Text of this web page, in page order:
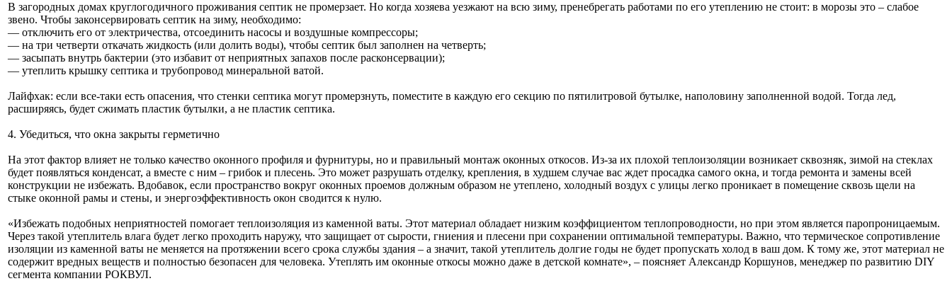
В загородных домах круглогодичного проживания септик не промерзает. Но когда хозяева уезжают на всю зиму, пренебрегать работами по его утеплению не стоит: в морозы это – слабое
звено. Чтобы законсервировать септик на зиму, необходимо:
— отключить его от электричества, отсоединить насосы и воздушные компрессоры;
— на три четверти откачать жидкость (или долить воды), чтобы септик был заполнен на четверть;
— засыпать внутрь бактерии (это избавит от неприятных запахов после расконсервации);
— утеплить крышку септика и трубопровод минеральной ватой.
Лайфхак: если все-таки есть опасения, что стенки септика могут промерзнуть, поместите в каждую его секцию по пятилитровой бутылке, наполовину заполненной водой. Тогда лед,
расширяясь, будет сжимать пластик бутылки, а не пластик септика.
4. Убедиться, что окна закрыты герметично
На этот фактор влияет не только качество оконного профиля и фурнитуры, но и правильный монтаж оконных откосов. Из-за их плохой теплоизоляции возникает сквозняк, зимой на стеклах
будет появляться конденсат, а вместе с ним – грибок и плесень. Это может разрушать отделку, крепления, в худшем случае вас ждет просадка самого окна, и тогда ремонта и замены всей
конструкции не избежать. Вдобавок, если пространство вокруг оконных проемов должным образом не утеплено, холодный воздух с улицы легко проникает в помещение сквозь щели на
стыке оконной рамы и стены, и энергоэффективность окон сводится к нулю.
«Избежать подобных неприятностей помогает теплоизоляция из каменной ваты. Этот материал обладает низким коэффициентом теплопроводности, но при этом является паропроницаемым.
Через такой утеплитель влага будет легко проходить наружу, что защищает от сырости, гниения и плесени при сохранении оптимальной температуры. Важно, что термическое сопротивление
изоляции из каменной ваты не меняется на протяжении всего срока службы здания – а значит, такой утеплитель долгие годы не будет пропускать холод в ваш дом. К тому же, этот материал не
содержит вредных веществ и полностью безопасен для человека. Утеплять им оконные откосы можно даже в детской комнате», – поясняет Александр Коршунов, менеджер по развитию DIY
сегмента компании РОКВУЛ.